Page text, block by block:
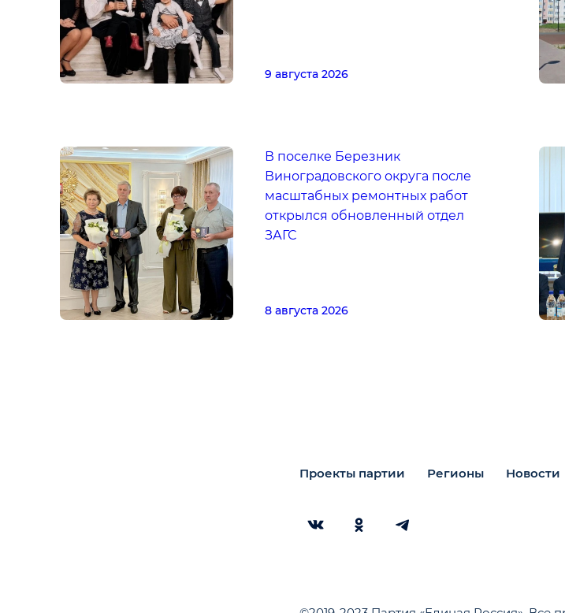
9 августа 2026
В поселке Березник
Виноградовского округа после
масштабных ремонтных работ
открылся обновленный отдел
ЗАГС
8 августа 2026
Проекты партии Регионы Новости